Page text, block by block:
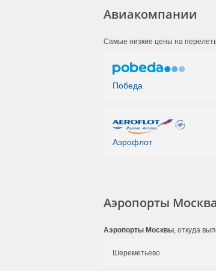
Авиакомпании
Самые низкие цены на
Победа
Аэрофлот
Аэропорты
Аэропорты Москвы, откуда
Шереметьево